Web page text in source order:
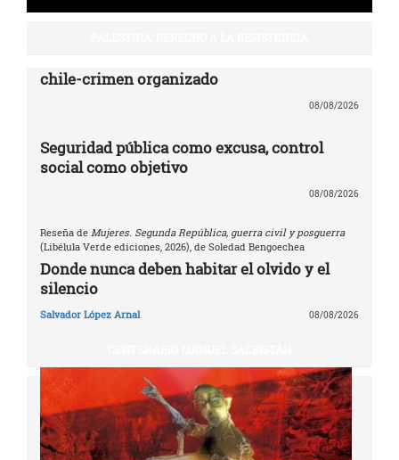
chile-crimen organizado
08/08/2026
Seguridad pública como excusa, control
social como objetivo
08/08/2026
Reseña de Mujeres. Segunda República, guerra civil y posguerra
(Libélula Verde ediciones, 2026), de Soledad Bengoechea
Donde nunca deben habitar el olvido y el
silencio
Salvador López Arnal 08/08/2026